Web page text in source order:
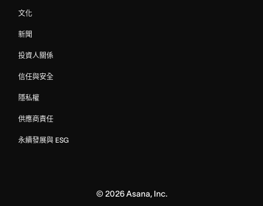
文化
新聞
投資人關係
信任與安全
隱私權
供應商責任
永續發展與 ESG
© 2026Asana, Inc.